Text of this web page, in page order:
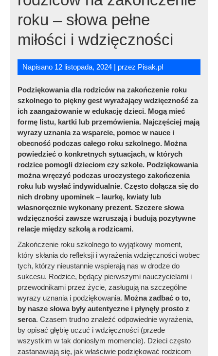
roku – słowa pełne
miłości i wdzięczności
Napisano 12 listopada, 2024 | przez
Podziękowania dla rodziców na zakończenie roku
szkolnego to piękny gest wyrażający wdzięczność za
ich zaangażowanie w edukację dzieci. Mogą mieć
formę listu, kartki lub przemówienia. Najczęściej mają
wyrazy uznania za wsparcie, pomoc w nauce i
obecność podczas całego roku szkolnego. Można
powiedzieć o konkretnych sytuacjach, w których
rodzice pomogli dzieciom czy szkole. Podziękowania
można wręczyć podczas uroczystego zakończenia
roku lub wysłać indywidualnie. Często dołącza się do
nich drobny upominek – laurkę, kwiaty lub
własnoręcznie wykonany prezent. Szczere słowa
wdzięczności zawsze wzruszają i budują pozytywne
relacje między szkołą a rodzicami.
Zakończenie roku szkolnego to wyjątkowy moment,
który skłania do refleksji i wyrażenia wdzięczności wobec
tych, którzy nieustannie wspierają nas w drodze do
sukcesu. Rodzice, będący pierwszymi nauczycielami i
przewodnikami przez życie, zasługują na szczególne
wyrazy uznania i podziękowania. Można zadbać o to,
by nasze słowa były autentyczne i płynęły prosto z
serca. Czasem trudno znaleźć odpowiednie wyrażenia,
by opisać głębię uczuć i wdzięczności (przede
wszystkim w tak doniosłym momencie). Dzieci często
zastanawiają się, jak właściwie podziękować rodzicom